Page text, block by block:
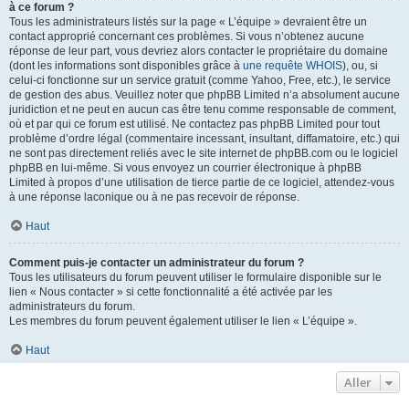
à ce forum ?
Tous les administrateurs listés sur la page « L’équipe » devraient être un
contact approprié concernant ces problèmes. Si vous n’obtenez aucune
réponse de leur part, vous devriez alors contacter le propriétaire du domaine
(dont les informations sont disponibles grâce à une requête WHOIS), ou, si
celui-ci fonctionne sur un service gratuit (comme Yahoo, Free, etc.), le service
de gestion des abus. Veuillez noter que phpBB Limited n’a absolument aucune
juridiction et ne peut en aucun cas être tenu comme responsable de comment,
où et par qui ce forum est utilisé. Ne contactez pas phpBB Limited pour tout
problème d’ordre légal (commentaire incessant, insultant, diffamatoire, etc.) qui
ne sont pas directement reliés avec le site internet de phpBB.com ou le logiciel
phpBB en lui-même. Si vous envoyez un courrier électronique à phpBB
Limited à propos d’une utilisation de tierce partie de ce logiciel, attendez-vous
à une réponse laconique ou à ne pas recevoir de réponse.
Haut
Comment puis-je contacter un administrateur du forum ?
Tous les utilisateurs du forum peuvent utiliser le formulaire disponible sur le
lien « Nous contacter » si cette fonctionnalité a été activée par les
administrateurs du forum.
Les membres du forum peuvent également utiliser le lien « L’équipe ».
Haut
Aller